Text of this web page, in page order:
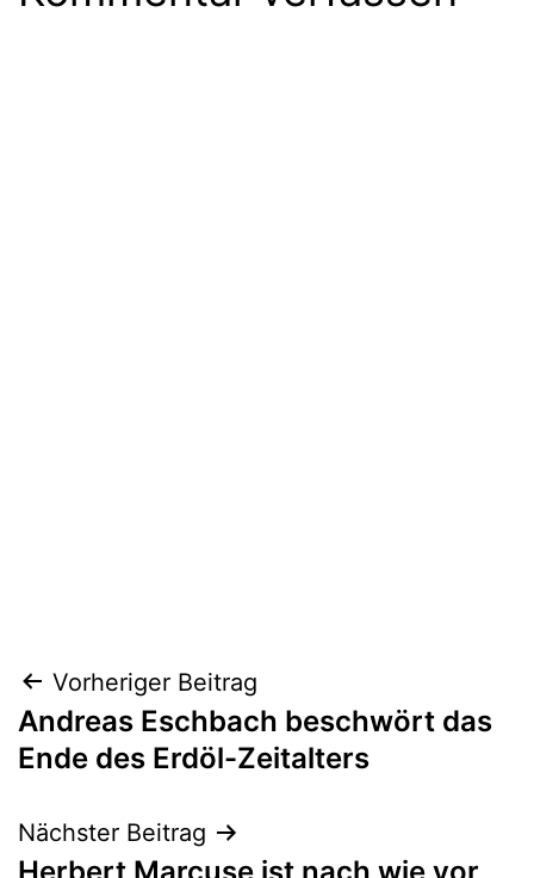
Beitragsnavigation
Vorheriger Beitrag
Andreas Eschbach beschwört das
Ende des Erdöl-Zeitalters
Nächster Beitrag
Herbert Marcuse ist nach wie vor